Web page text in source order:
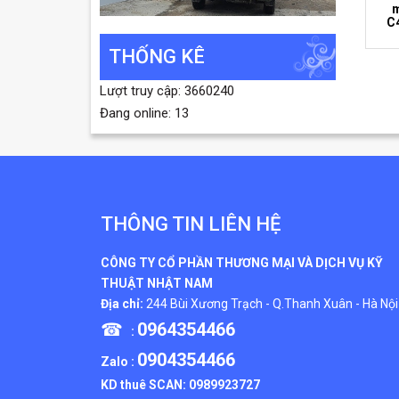
THỐNG KÊ
Lượt truy cập: 3660240
Đang online: 13
THÔNG TIN LIÊN HỆ
CÔNG TY CỔ PHẦN THƯƠNG MẠI VÀ DỊCH VỤ KỸ
THUẬT NHẬT NAM
Địa chỉ: 244 Bùi Xương Trạch - Q.Thanh Xuân - Hà Nội
☎ : 0964354466
Zalo : 0904354466
KD thuê SCAN: 0989923727